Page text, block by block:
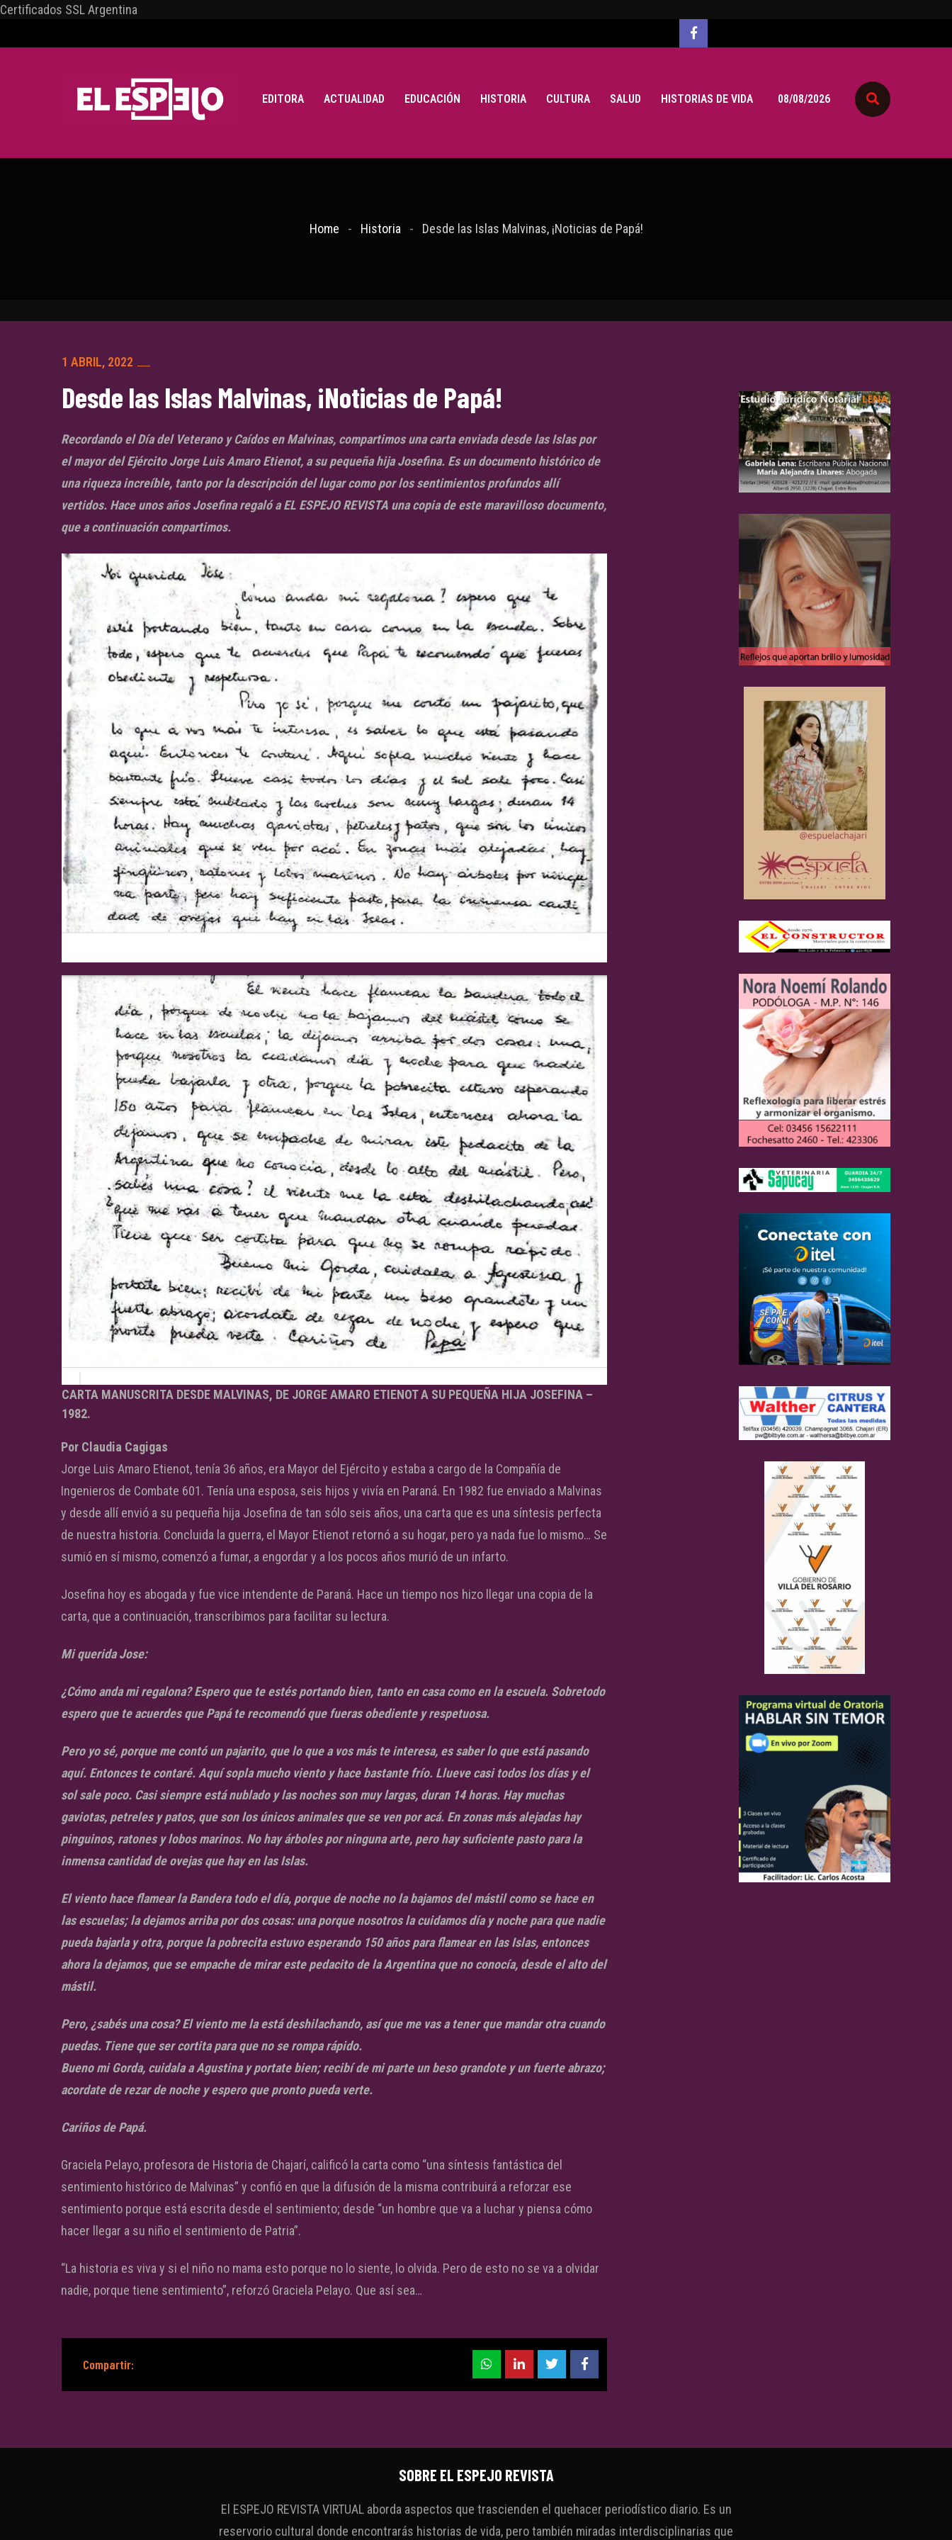
Certificados SSL Argentina
EDITORA ACTUALIDAD EDUCACIÓN HISTORIA CULTURA SALUD HISTORIAS DE VIDA 08/08/2026
Home Historia Desde las Islas Malvinas, ¡Noticias de Papá!
1 ABRIL, 2022
Desde las Islas Malvinas, ¡Noticias de Papá!
Recordando el Día del Veterano y Caídos en Malvinas, compartimos una carta enviada desde las Islas por
el mayor del Ejército Jorge Luis Amaro Etienot, a su pequeña hija Josefina. Es un documento histórico de
una riqueza increíble, tanto por la descripción del lugar como por los sentimientos profundos allí
vertidos. Hace unos años Josefina regaló a EL ESPEJO REVISTA una copia de este maravilloso documento,
que a continuación compartimos.
CARTA MANUSCRITA DESDE MALVINAS, DE JORGE AMARO ETIENOT A SU PEQUEÑA HIJA JOSEFINA –
1982.
Por Claudia Cagigas
Jorge Luis Amaro Etienot, tenía 36 años, era Mayor del Ejército y estaba a cargo de la Compañía de
Ingenieros de Combate 601. Tenía una esposa, seis hijos y vivía en Paraná. En 1982 fue enviado a Malvinas
y desde allí envió a su pequeña hija Josefina de tan sólo seis años, una carta que es una síntesis perfecta
de nuestra historia. Concluida la guerra, el Mayor Etienot retornó a su hogar, pero ya nada fue lo mismo… Se
sumió en sí mismo, comenzó a fumar, a engordar y a los pocos años murió de un infarto.
Josefina hoy es abogada y fue vice intendente de Paraná. Hace un tiempo nos hizo llegar una copia de la
carta, que a continuación, transcribimos para facilitar su lectura.
Mi querida Jose:
¿Cómo anda mi regalona? Espero que te estés portando bien, tanto en casa como en la escuela. Sobretodo
espero que te acuerdes que Papá te recomendó que fueras obediente y respetuosa.
Pero yo sé, porque me contó un pajarito, que lo que a vos más te interesa, es saber lo que está pasando
aquí. Entonces te contaré. Aquí sopla mucho viento y hace bastante frío. Llueve casi todos los días y el
sol sale poco. Casi siempre está nublado y las noches son muy largas, duran 14 horas. Hay muchas
gaviotas, petreles y patos, que son los únicos animales que se ven por acá. En zonas más alejadas hay
pinguinos, ratones y lobos marinos. No hay árboles por ninguna arte, pero hay suficiente pasto para la
inmensa cantidad de ovejas que hay en las Islas.
El viento hace flamear la Bandera todo el día, porque de noche no la bajamos del mástil como se hace en
las escuelas; la dejamos arriba por dos cosas: una porque nosotros la cuidamos día y noche para que nadie
pueda bajarla y otra, porque la pobrecita estuvo esperando 150 años para flamear en las Islas, entonces
ahora la dejamos, que se empache de mirar este pedacito de la Argentina que no conocía, desde el alto del
mástil.
Pero, ¿sabés una cosa? El viento me la está deshilachando, así que me vas a tener que mandar otra cuando
puedas. Tiene que ser cortita para que no se rompa rápido.
Bueno mi Gorda, cuidala a Agustina y portate bien; recibí de mi parte un beso grandote y un fuerte abrazo;
acordate de rezar de noche y espero que pronto pueda verte.
Cariños de Papá.
Graciela Pelayo, profesora de Historia de Chajarí, calificó la carta como “una síntesis fantástica del
sentimiento histórico de Malvinas” y confió en que la difusión de la misma contribuirá a reforzar ese
sentimiento porque está escrita desde el sentimiento; desde “un hombre que va a luchar y piensa cómo
hacer llegar a su niño el sentimiento de Patria”.
“La historia es viva y si el niño no mama esto porque no lo siente, lo olvida. Pero de esto no se va a olvidar
nadie, porque tiene sentimiento”, reforzó Graciela Pelayo. Que así sea…
Compartir:
SOBRE EL ESPEJO REVISTA
El ESPEJO REVISTA VIRTUAL aborda aspectos que trascienden el quehacer periodístico diario. Es un
reservorio cultural donde encontrarás historias de vida, pero también miradas interdisciplinarias que